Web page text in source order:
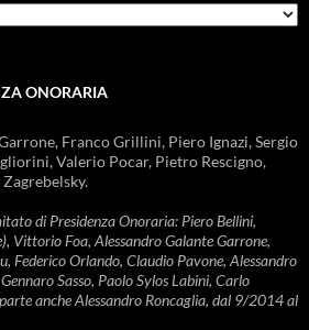
ONORARIA
Franco Grillini, Piero Ignazi, Sergio
Valerio Pocar, Pietro Rescigno,
di Presidenza Onoraria: Piero Bellini,
Vittorio Foa, Alessandro Galante Garrone,
Federico Orlando, Claudio Pavone, Alessandro
Sasso, Paolo Sylos Labini, Carlo
anche Alessandro Roncaglia, dal 9/2014 al